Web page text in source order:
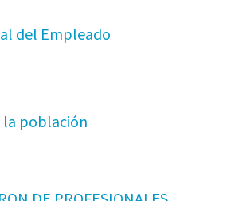
del Empleado
la población